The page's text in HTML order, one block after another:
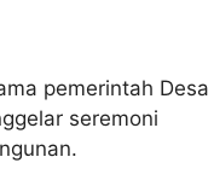
pemerintah Desa
seremoni